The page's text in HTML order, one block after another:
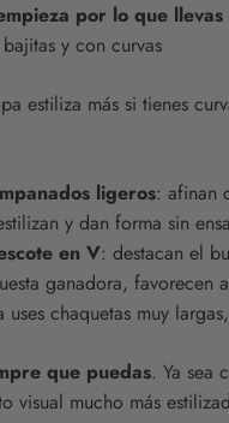
por lo que
y con curvas
estiliza más si tienes
ligeros: afinan
y dan forma sin
en V: destacan el
ganadora, favorecen
uses chaquetas muy
que puedas. Ya sea
visual mucho más